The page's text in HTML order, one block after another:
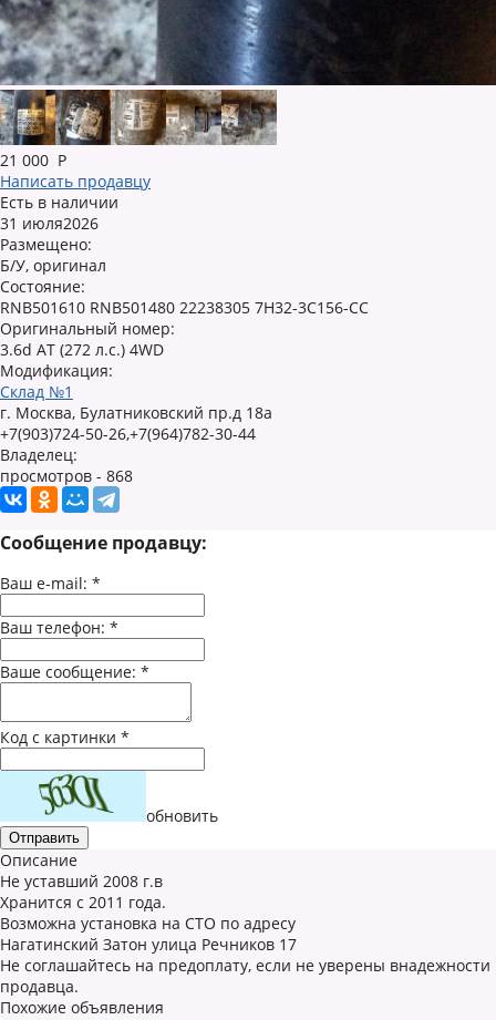
21 000 Р
Написать продавцу
Есть в наличии
31 июля2026
Размещено:
Б/У, оригинал
Состояние:
RNB501610 RNB501480 22238305 7H32-3C156-CC
Оригинальный номер:
3.6d AT (272 л.с.) 4WD
Модификация:
Склад №1
г. Москва, Булатниковский пр.д 18а
+7(903)724-50-26,+7(964)782-30-44
Владелец:
просмотров - 868
Сообщение продавцу:
Ваш e-mail: *
Ваш телефон: *
Ваше сообщение: *
Код с картинки *
обновить
Описание
Не уставший 2008 г.в
Хранится с 2011 года.
Возможна установка на СТО по адресу
Нагатинский Затон улица Речников 17
Не соглашайтесь на предоплату, если не уверены внадежности
продавца.
Похожие объявления